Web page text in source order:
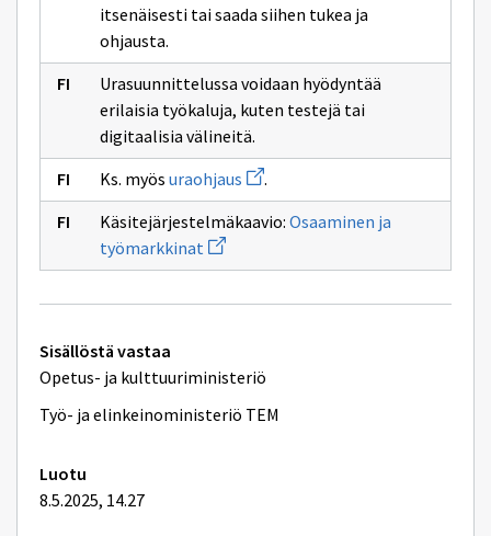
itsenäisesti tai saada siihen tukea ja
ohjausta.
Urasuunnittelussa voidaan hyödyntää
erilaisia työkaluja, kuten testejä tai
digitaalisia välineitä.
Ks. myös uraohjaus Avaa
uuden
ikkunan
sivulle
.
Käsitejärjestelmäkaavio: Osaaminen ja
työmarkkinat Avaa
uuden
ikkunan
Tekniset
lisätiedot
Sisällöstä vastaa
Opetus- ja kulttuuriministeriö
Työ- ja elinkeinoministeriö TEM
Luotu
8.5.2025, 14.27